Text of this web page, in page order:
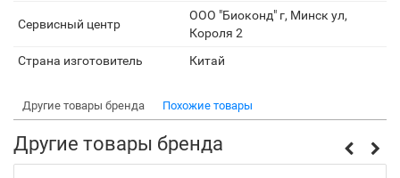
Сервисный центр
ООО "Биоконд" г, Минск ул,
Короля 2
Страна изготовитель
Китай
Другие товары бренда Похожие товары
Другие товары бренда